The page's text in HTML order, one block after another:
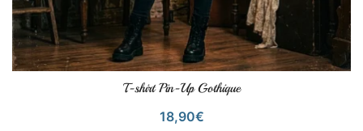
VOIR LE PRODUIT
T-shirt Pin-Up Gothique
18,90€